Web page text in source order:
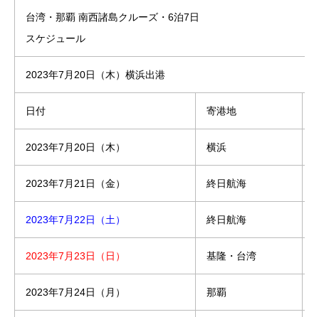
台湾・那覇 南西諸島クルーズ・6泊7日
スケジュール
2023年7月20日（木）横浜出港
日付 寄港地
2023年7月20日（木） 横浜
2023年7月21日（金） 終日航海
2023年7月22日（土） 終日航海
2023年7月23日（日） 基隆・台湾
2023年7月24日（月） 那覇